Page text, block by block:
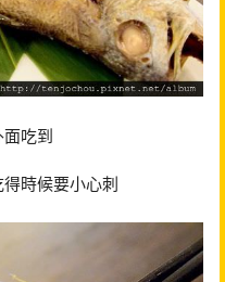
吃到
時候要小心刺